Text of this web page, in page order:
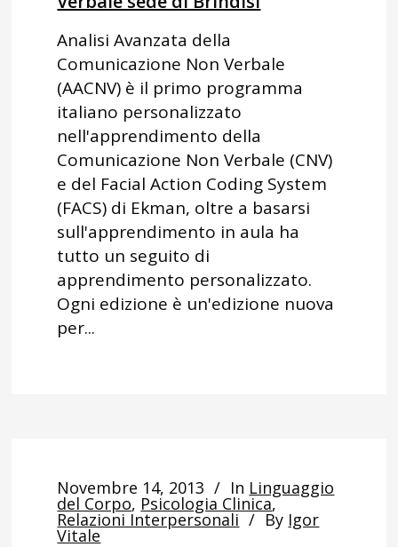
Analisi Avanzata della
Comunicazione Non Verbale
(AACNV) è il primo programma
italiano personalizzato
nell'apprendimento della
Comunicazione Non Verbale (CNV)
e del Facial Action Coding System
(FACS) di Ekman, oltre a basarsi
sull'apprendimento in aula ha
tutto un seguito di
apprendimento personalizzato.
Ogni edizione è un'edizione nuova
per...
Novembre 14, 2013 In Linguaggio
del Corpo, Psicologia Clinica,
Relazioni Interpersonali By Igor
Vitale